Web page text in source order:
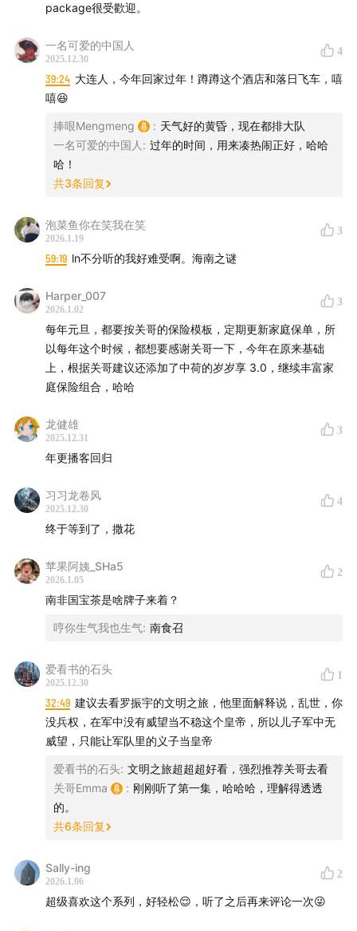
曾被忽略的美好
七七好物——精准悦己，解决刚需
养发馆会员卡：将洗头外包，用 50 分钟的深度按摩
收纳师上门服务：用 799 元买回衣帽间的视觉秩序
与心理清爽
氧热饮
奥尔滨黄金油：以油养肤的疗愈感，抚平干燥皮肤与
紧绷情绪
Keep 联名奖牌：把跑步里程，兑换成看得见的「纸
片人」正反馈
阿九好物——细节优化，舒适升级
62:49
宠物剃毛器：工欲善其事，长毛猫家庭的「职业
级」卫生解决方案
66:34
Quicker 软件：Windows效率神器，让高频电脑办
公实现「一键直达」
度用眼的干涩
作换取深度睡眠
朦朦好物——共享美好，解锁体验
盼盼全麦坚果脆片：山姆性心水之选，香酥脆软口
感丰富，加餐必备
大连-威海轮渡：带家人在海上看一次日出，创造满
载治愈的人生体验
威海海岸线骑行：租一辆电动车吹吹海风，50 元就
沃集鲜牛奶：比它好喝的没它便宜，比它便宜的没
package很受歡迎。
一名可爱的中国人
2025.12.30
4
39:24 大连人，今年回家过年！蹲蹲这个酒店和落日飞车，嘻
嘻😆
捧哏Mengmeng : 天气好的黄昏，现在都排大队
一名可爱的中国人 : 过年的时间，用来凑热闹正好，哈哈
哈！
共3条回复
泡菜鱼你在笑我在笑
2026.1.19
3
59:19 ln不分听的我好难受啊。海南之谜
Harper_007
2026.1.02
3
每年元旦，都要按关哥的保险模板，定期更新家庭保单，所
以每年这个时候，都想要感谢关哥一下，今年在原来基础
上，根据关哥建议还添加了中荷的岁岁享 3.0，继续丰富家
庭保险组合，哈哈
龙健雄
2025.12.31
3
年更播客回归
习习龙卷风
2025.12.30
4
终于等到了，撒花
苹果阿姨_SHa5
2026.1.05
2
南非国宝茶是啥牌子来着？
哼你生气我也生气: 南食召
爱看书的石头
2025.12.30
1
32:49 建议去看罗振宇的文明之旅，他里面解释说，乱世，你
没兵权，在军中没有威望当不稳这个皇帝，所以儿子军中无
威望，只能让军队里的义子当皇帝
爱看书的石头: 文明之旅超超超好看，强烈推荐关哥去看
关哥Emma
: 刚刚听了第一集，哈哈哈，理解得透透
的。
共6条回复
Sally-ing
2026.1.06
2
超级喜欢这个系列，好轻松😌，听了之后再来评论一次😜